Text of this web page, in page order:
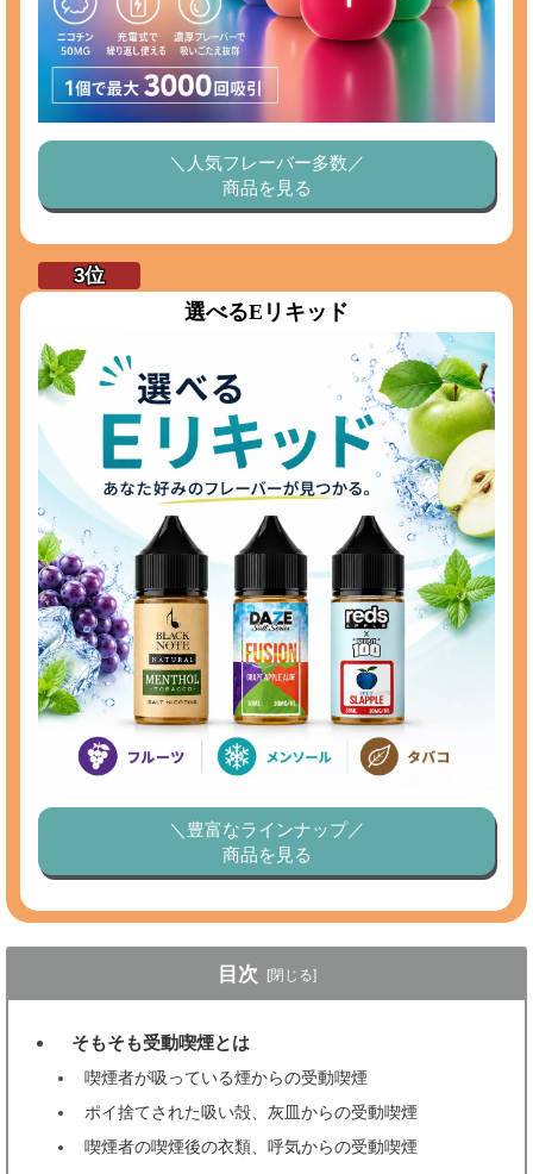
＼人気フレーバー多数／
商品を見る
選べるEリキッド
＼豊富なラインナップ／
商品を見る
目次 [閉じる]
そもそも受動喫煙とは
喫煙者が吸っている煙からの受動喫煙
ポイ捨てされた吸い殻、灰皿からの受動喫煙
喫煙者の喫煙後の衣類、呼気からの受動喫煙